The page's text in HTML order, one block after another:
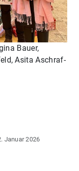
Bauer,
Asita Aschraf-
Januar 2026